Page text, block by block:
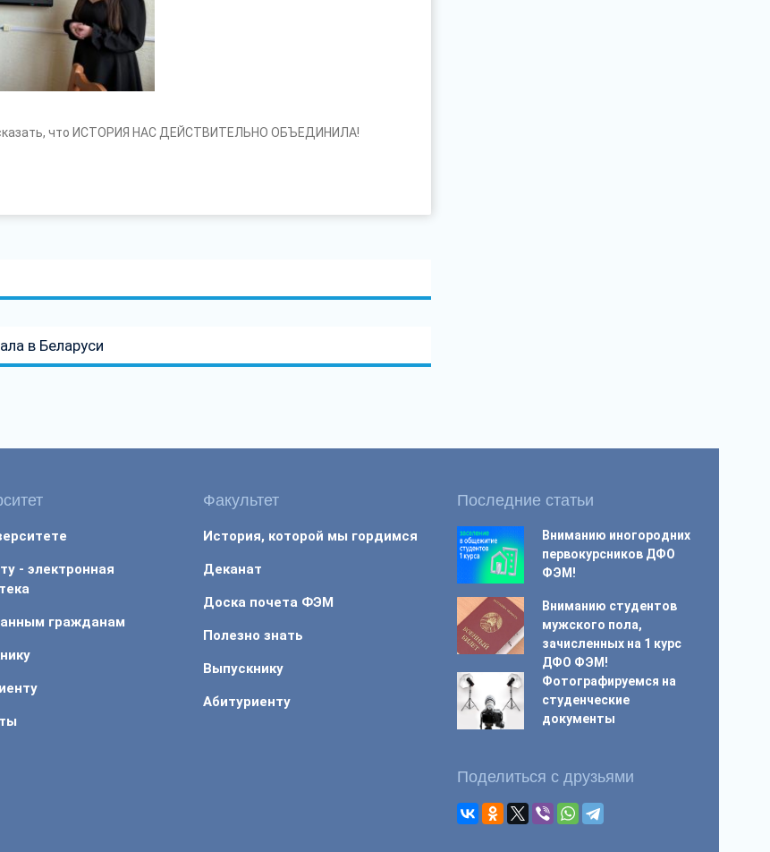
что ИСТОРИЯ НАС ДЕЙСТВИТЕЛЬНО ОБЪЕДИНИЛА!
в Беларуси
- электронная
гражданам
Факультет
История, которой мы гордимся
Деканат
Доска почета ФЭМ
Полезно знать
Выпускнику
Абитуриенту
Последние статьи
Вниманию иногородних
первокурсников ДФО
ФЭМ!
Вниманию студентов
мужского пола,
зачисленных на 1 курс
ДФО ФЭМ!
Фотографируемся на
студенческие
документы
Поделиться с друзьями